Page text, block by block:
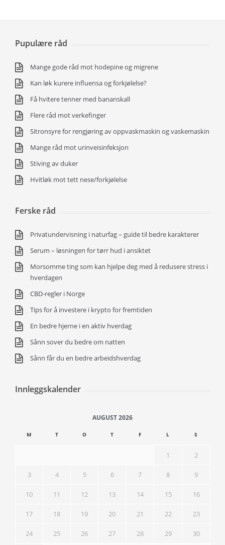
Pupulære råd
Mange gode råd mot hodepine og migrene
Kan løk kurere influensa og forkjølelse?
Få hvitere tenner med bananskall
Flere råd mot verkefinger
Sitronsyre for rengjøring av oppvaskmaskin og vaskemaskin
Mange råd mot urinveisinfeksjon
Stiving av duker
Hvitløk mot tett nese/forkjølelse
Ferske råd
Privatundervisning i naturfag – guide til bedre karakterer
Serum – løsningen for tørr hud i ansiktet
Morsomme ting som kan hjelpe deg med å redusere stress i
hverdagen
CBD-regler i Norge
Tips for å investere i krypto for fremtiden
En bedre hjerne i en aktiv hverdag
Sånn sover du bedre om natten
Sånn får du en bedre arbeidshverdag
Innleggskalender
AUGUST 2026
M T O T F L S
1 2
3 4 5 6 7 8 9
10 11 12 13 14 15 16
17 18 19 20 21 22 23
24 25 26 27 28 29 30